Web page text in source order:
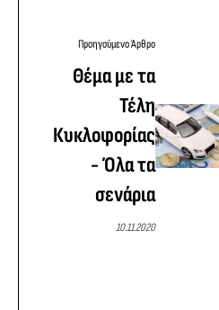
Προηγούμενο Άρθρο
Θέμα με τα
Τέλη
Κυκλοφορίας
- Όλα τα
σενάρια
10.11.2020